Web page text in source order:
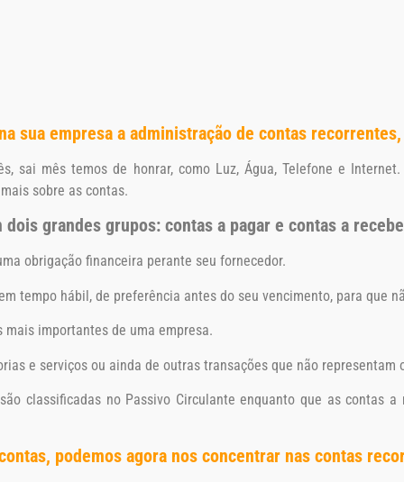
sua empresa a administração de contas
sai mês temos de honrar, como Luz, Água, Telefone e
sobre as contas.
grandes grupos: contas a pagar e contas a
obrigação financeira perante seu fornecedor.
tempo hábil, de preferência antes do seu vencimento, para que
importantes de uma empresa.
e serviços ou ainda de outras transações que não
classificadas no Passivo Circulante enquanto que as contas
podemos agora nos concentrar nas contas